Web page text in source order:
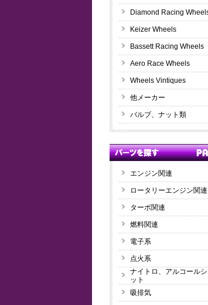
Diamond Racing
Keizer Wheels
Bassett Racing Wheels
Aero Race Wheels
Wheels Vintiques
他メーカー
バルブ、ナット類
エンジン関連
ロータリーエンジン関連
ターボ関連
燃料関連
電子系
点火系
ナイトロ、アルコールシ
ット
吸排気